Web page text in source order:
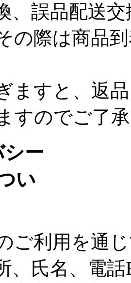
、誤品配送
の際は商品
ますと、返
すのでご了
ご利用を通
、氏名、電